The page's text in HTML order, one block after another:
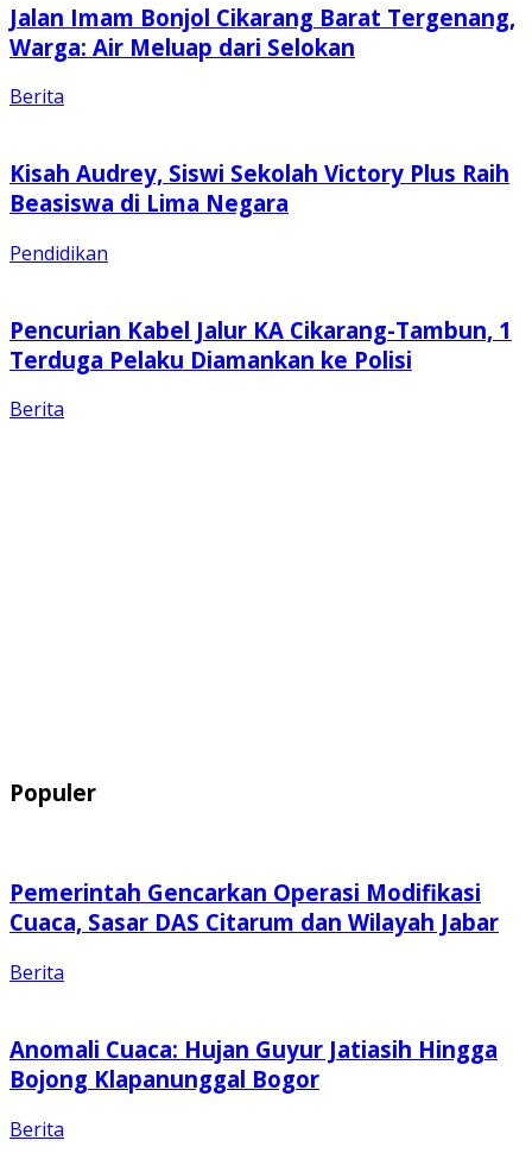
Jalan Imam Bonjol Cikarang Barat Tergenang,
Warga: Air Meluap dari Selokan
Berita
Kisah Audrey, Siswi Sekolah Victory Plus Raih
Beasiswa di Lima Negara
Pendidikan
Pencurian Kabel Jalur KA Cikarang-Tambun, 1
Terduga Pelaku Diamankan ke Polisi
Berita
Populer
Pemerintah Gencarkan Operasi Modifikasi
Cuaca, Sasar DAS Citarum dan Wilayah Jabar
Berita
Anomali Cuaca: Hujan Guyur Jatiasih Hingga
Bojong Klapanunggal Bogor
Berita